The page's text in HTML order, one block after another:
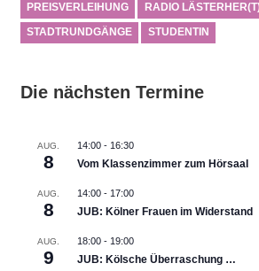
PREISVERLEIHUNG RADIO
STADTRUNDGÄNGE STUDENTIN
Die nächsten Termine
AUG.
8
14:00- 16:30
Vom Klassenzimmer zum Hörsaal
AUG.
8
14:00- 17:00
JUB: Kölner Frauen im Widerstand
AUG.
9
18:00- 19:00
JUB: Kölsche Überraschung …